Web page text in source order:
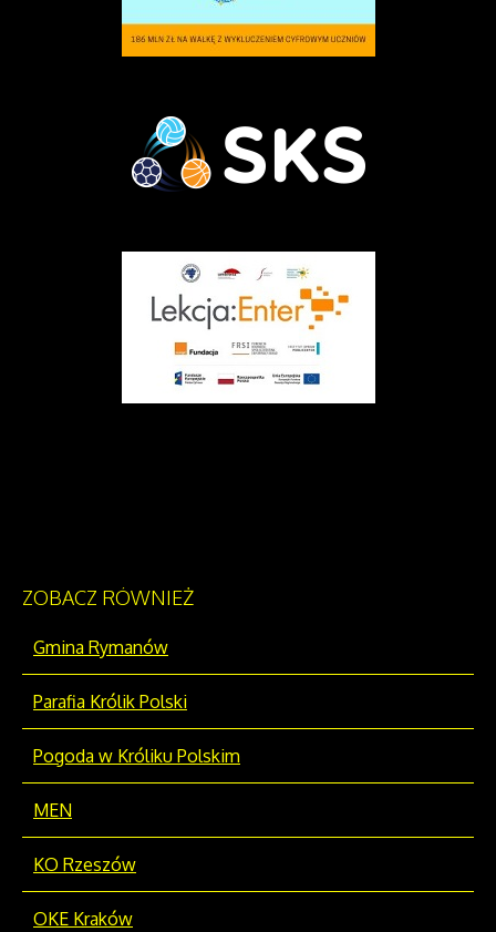
ZOBACZ RÓWNIEŻ
Gmina Rymanów
Parafia Królik Polski
Pogoda w Króliku Polskim
MEN
KO Rzeszów
OKE Kraków